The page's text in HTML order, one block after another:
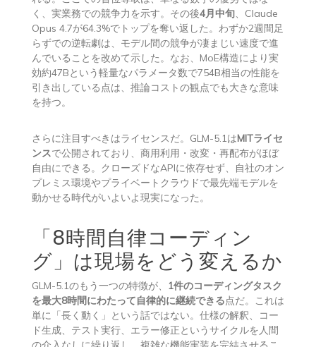
く、実業務での競争力を示す。その後4月中旬、Claude
Opus 4.7が64.3%でトップを奪い返した。わずか2週間足
らずでの逆転劇は、モデル間の競争が凄まじい速度で進
んでいることを改めて示した。なお、MoE構造により実
効約47Bという軽量なパラメータ数で754B相当の性能を
引き出している点は、推論コストの観点でも大きな意味
を持つ。
さらに注目すべきはライセンスだ。GLM-5.1はMITライセ
ンスで公開されており、商用利用・改変・再配布がほぼ
自由にできる。クローズドなAPIに依存せず、自社のオン
プレミス環境やプライベートクラウドで最先端モデルを
動かせる時代がいよいよ現実になった。
「8時間自律コーディン
グ」は現場をどう変えるか
GLM-5.1のもう一つの特徴が、
1件のコーディングタスク
を最大8時間にわたって自律的に継続できる点だ。これは
単に「長く動く」という話ではない。仕様の解釈、コー
ド生成、テスト実行、エラー修正というサイクルを人間